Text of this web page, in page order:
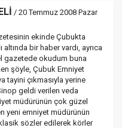
/ 20 Temmuz 2008 Pazar
ekinde Çubukta
bir haber vardı, ayrıca
gazetede okudum buna
şöyle, Çubuk Emniyet
tayini çıkmasıyla yerine
geldi verilen veda
müdürünün çok güzel
yeni emniyet müdürünün
sözler edilerek körler